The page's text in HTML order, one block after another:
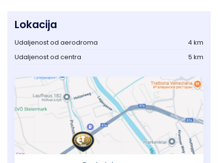
Lokacija
Udaljenost od aerodroma
4 km
Udaljenost od centra
5 km